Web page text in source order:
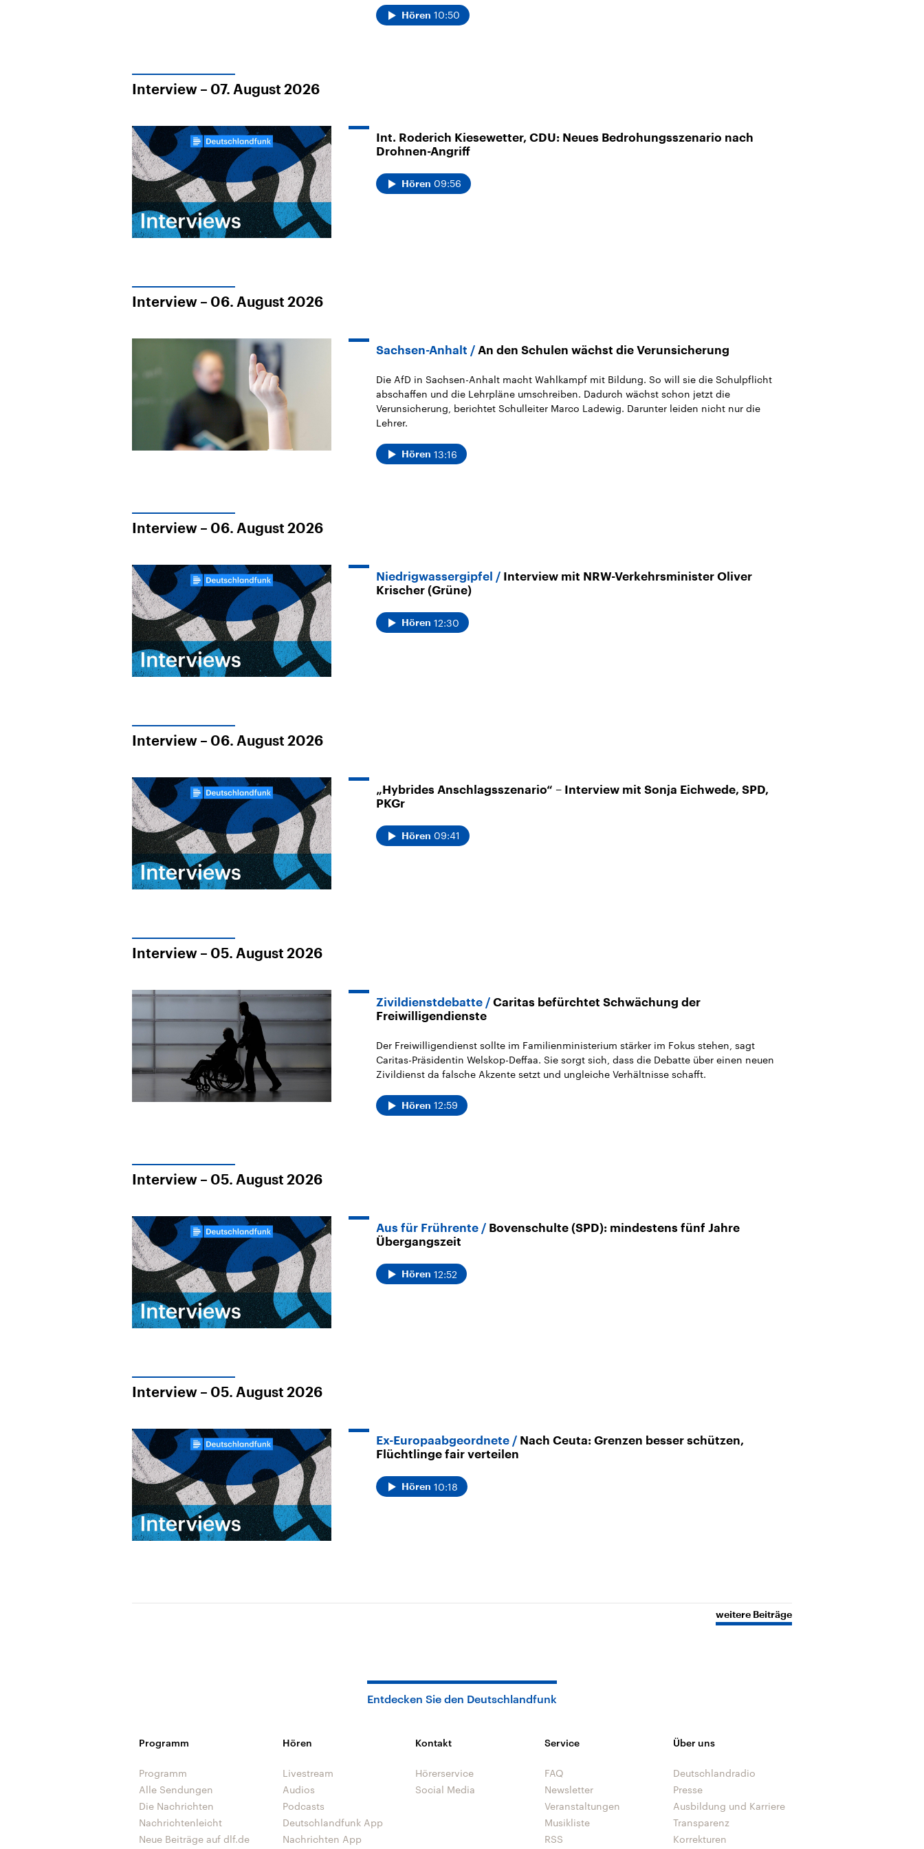
Hören 10:50
Interview – 07. August 2026
Int. Roderich Kiesewetter, CDU: Neues Bedrohungsszenario nach
Drohnen-Angriff
Hören 09:56
Interview – 06. August 2026
Sachsen-Anhalt An den Schulen wächst die Verunsicherung
Die AfD in Sachsen-Anhalt macht Wahlkampf mit Bildung. So will sie die Schulpflicht
abschaffen und die Lehrpläne umschreiben. Dadurch wächst schon jetzt die
Verunsicherung, berichtet Schulleiter Marco Ladewig. Darunter leiden nicht nur die
Lehrer.
Hören 13:16
Interview – 06. August 2026
Niedrigwassergipfel
Interview mit NRW-Verkehrsminister Oliver
Krischer (Grüne)
Hören 12:30
Interview – 06. August 2026
„Hybrides Anschlagsszenario“ – Interview mit Sonja Eichwede, SPD,
PKGr
Hören 09:41
Interview – 05. August 2026
Zivildienstdebatte
Caritas befürchtet Schwächung der
Freiwilligendienste
Der Freiwilligendienst sollte im Familienministerium stärker im Fokus stehen, sagt
Caritas-Präsidentin Welskop-Deffaa. Sie sorgt sich, dass die Debatte über einen neuen
Zivildienst da falsche Akzente setzt und ungleiche Verhältnisse schafft.
Hören 12:59
Interview – 05. August 2026
Aus für Frührente
Bovenschulte (SPD): mindestens fünf Jahre
Übergangszeit
Hören 12:52
Interview – 05. August 2026
Ex-Europaabgeordnete
Nach Ceuta: Grenzen besser schützen,
Flüchtlinge fair verteilen
Hören 10:18
weitere Beiträge
Entdecken Sie den Deutschlandfunk
Programm
Programm
Alle Sendungen
Die Nachrichten
Nachrichtenleicht
Neue Beiträge auf dlf.de
Hören
Livestream
Audios
Podcasts
Deutschlandfunk App
Nachrichten App
Kontakt
Hörerservice
Social Media
Service
FAQ
Newsletter
Veranstaltungen
Musikliste
RSS
Über uns
Deutschlandradio
Presse
Ausbildung und Karriere
Transparenz
Korrekturen